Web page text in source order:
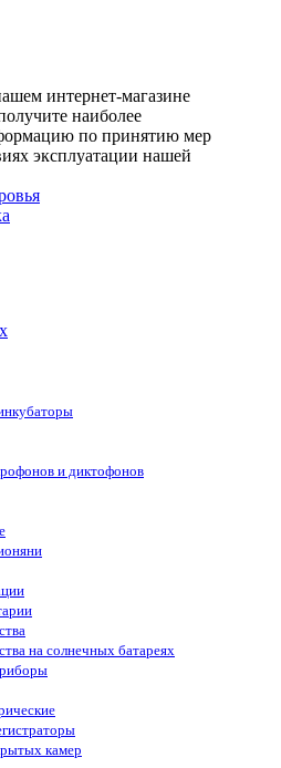
интернет-магазине
наиболее
по принятию мер
эксплуатации нашей
и диктофонов
на солнечных батареях
камер